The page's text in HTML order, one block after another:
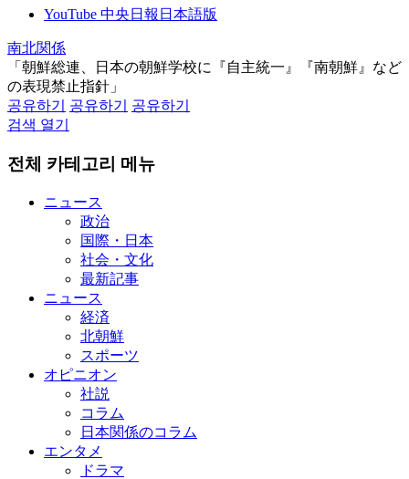
YouTube 中央日報日本語版
南北関係
「朝鮮総連、日本の朝鮮学校に『自主統一』『南朝鮮』など
の表現禁止指針」
공유하기
공유하기
공유하기
검색 열기
전체 카테고리 메뉴
ニュース
政治
国際・日本
社会・文化
最新記事
ニュース
経済
北朝鮮
スポーツ
オピニオン
社説
コラム
日本関係のコラム
エンタメ
ドラマ